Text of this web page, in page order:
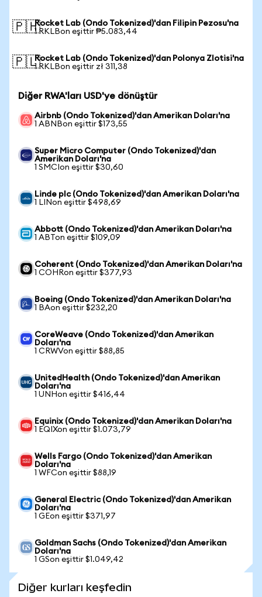
🇵🇭Rocket Lab (Ondo Tokenized)'dan Filipin Pezosu'na
1 RKLBon eşittir ₱5.083,44
🇵🇱Rocket Lab (Ondo Tokenized)'dan Polonya Zlotisi'na
1 RKLBon eşittir zł 311,38
Diğer RWA'ları USD'ye dönüştür
Airbnb (Ondo Tokenized)'dan Amerikan Doları'na
1 ABNBon eşittir $173,55
Super Micro Computer (Ondo Tokenized)'dan
Amerikan Doları'na
1 SMCIon eşittir $30,60
Linde plc (Ondo Tokenized)'dan Amerikan Doları'na
1 LINon eşittir $498,69
Abbott (Ondo Tokenized)'dan Amerikan Doları'na
1 ABTon eşittir $109,09
Coherent (Ondo Tokenized)'dan Amerikan Doları'na
1 COHRon eşittir $377,93
Boeing (Ondo Tokenized)'dan Amerikan Doları'na
1 BAon eşittir $232,20
CoreWeave (Ondo Tokenized)'dan Amerikan
Doları'na
1 CRWVon eşittir $88,85
UnitedHealth (Ondo Tokenized)'dan Amerikan
Doları'na
1 UNHon eşittir $416,44
Equinix (Ondo Tokenized)'dan Amerikan Doları'na
1 EQIXon eşittir $1.073,79
Wells Fargo (Ondo Tokenized)'dan Amerikan
Doları'na
1 WFCon eşittir $88,19
General Electric (Ondo Tokenized)'dan Amerikan
Doları'na
1 GEon eşittir $371,97
Goldman Sachs (Ondo Tokenized)'dan Amerikan
Doları'na
1 GSon eşittir $1.049,42
Diğer kurları keşfedin